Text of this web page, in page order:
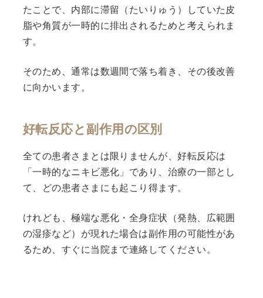
たことで、内部に滞留（たいりゅう）していた皮
脂や角質が一時的に排出されるためと考えられま
す。
そのため、通常は数週間で落ち着き、その後改善
に向かいます。
好転反応と副作用の区別
全ての患者さまとは限りませんが、好転反応は
「一時的なニキビ悪化」であり、治療の一部とし
て、どの患者さまにも起こり得ます。
けれども、極端な悪化・全身症状（発熱、広範囲
の湿疹など）が現れた場合は副作用の可能性があ
るため、すぐに当院まで連絡してください。